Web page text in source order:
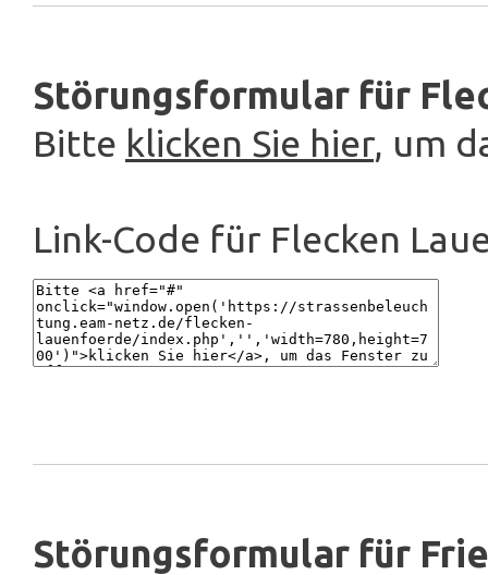
Störungsformular für
Bitte klicken Sie hier, um
Link-Code für Flecken
Störungsformular für